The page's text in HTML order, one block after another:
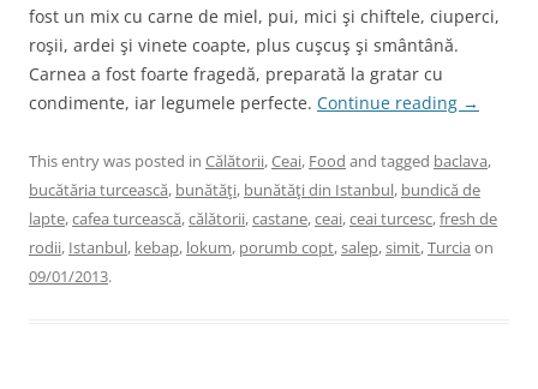
fost un mix cu carne de miel, pui, mici şi chiftele, ciuperci,
roşii, ardei şi vinete coapte, plus cuşcuş şi smântână.
Carnea a fost foarte fragedă, preparată la gratar cu
condimente, iar legumele perfecte. Continue reading →
This entry was posted in Călătorii,Ceai, Food and tagged baclava,
bucătăria turcească, bunătăţi, bunătăţi din Istanbul, bundică de
lapte,cafea turcească,călătorii,castane,ceai,ceai turcesc,fresh de
rodii, Istanbul, kebap, lokum, porumb copt,salep,simit,Turcia on
09/01/2013.